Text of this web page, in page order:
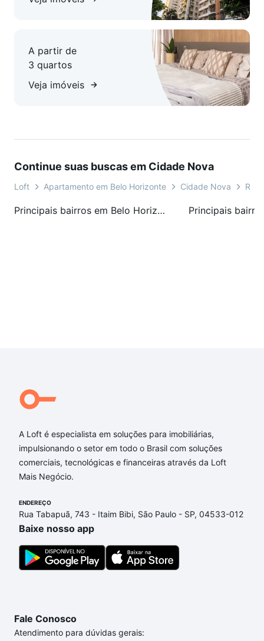
*A tabela tem validade de 30 dias, podendo sofrer
alterações sem aviso prévio;
*Reajuste mensal pelo INCC/DI.
"Agende sua visita. Os preços e informações poderão sofrer
A partir de
3 quartos
Veja imóveis
Continue suas buscas em Cidade Nova
Loft Apartamento em Belo Horizonte Cidade Nova Rua
Principais bairros em Belo Horizonte, MG
A Loft é especialista em soluções para imobiliárias,
impulsionando o setor em todo o Brasil com soluções
comerciais, tecnológicas e financeiras através da Loft
Mais Negócio.
ENDEREÇO
Rua Tabapuã, 743 - Itaim Bibi, São Paulo - SP, 04533-012
Baixe nosso app
Fale Conosco
Atendimento para dúvidas gerais: